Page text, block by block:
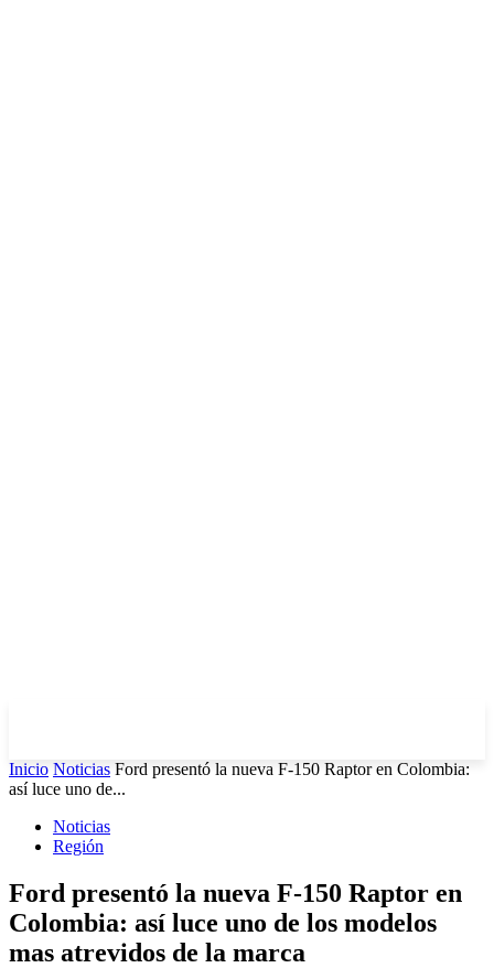
Inicio Noticias Ford presentó la nueva F-150 Raptor en Colombia:
así luce uno de...
Noticias
Región
Ford presentó la nueva F-150 Raptor en
Colombia: así luce uno de los modelos
mas atrevidos de la marca